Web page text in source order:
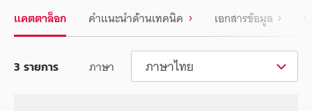
แคตตาล็อก คำแนะนำด้านเทคนิค เอกสารข้อมูล
ภาษา ภาษาไทย
3 รายการ